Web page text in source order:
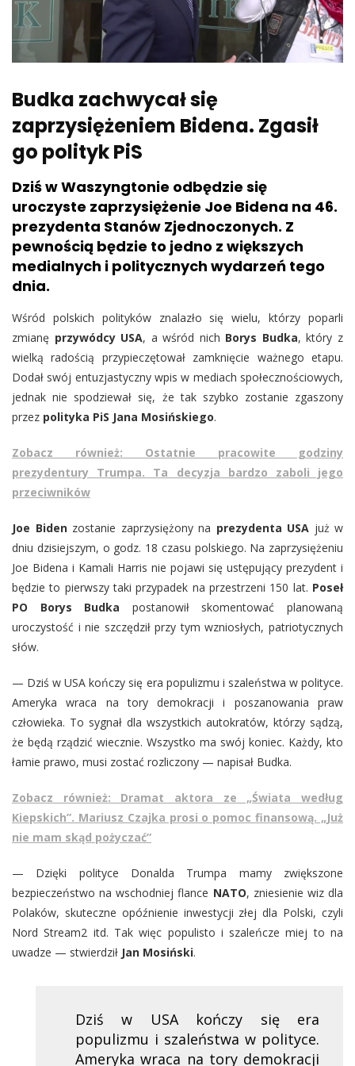
Budka zachwycał się
zaprzysiężeniem Bidena. Zgasił
go polityk PiS
Dziś w Waszyngtonie odbędzie się
uroczyste zaprzysiężenie Joe Bidena na 46.
prezydenta Stanów Zjednoczonych. Z
pewnością będzie to jedno z większych
medialnych i politycznych wydarzeń tego
dnia.
Wśród polskich polityków znalazło się wielu, którzy poparli
zmianę przywódcy USA, a wśród nich Borys Budka, który z
wielką radością przypieczętował zamknięcie ważnego etapu.
Dodał swój entuzjastyczny wpis w mediach społecznościowych,
jednak nie spodziewał się, że tak szybko zostanie zgaszony
przez polityka PiS Jana Mosińskiego.
Zobacz również: Ostatnie pracowite godziny
prezydentury Trumpa. Ta decyzja bardzo zaboli jego
przeciwników
Joe Bidenzostanie zaprzysiężony na prezydenta USA już w
dniu dzisiejszym, o godz. 18 czasu polskiego. Na zaprzysiężeniu
Joe Bidena i Kamali Harris nie pojawi się ustępujący prezydent i
będzie to pierwszy taki przypadek na przestrzeni 150 lat. Poseł
PO Borys Budka postanowił skomentować planowaną
uroczystość i nie szczędził przy tym wzniosłych, patriotycznych
słów.
— Dziś w USA kończy się era populizmu i szaleństwa w polityce.
Ameryka wraca na tory demokracji i poszanowania praw
człowieka. To sygnał dla wszystkich autokratów, którzy sądzą,
że będą rządzić wiecznie. Wszystko ma swój koniec. Każdy, kto
łamie prawo, musi zostać rozliczony — napisał Budka.
Zobacz również: Dramat aktora ze „Świata według
Kiepskich”. Mariusz Czajka prosi o pomoc finansową. „Już
nie mam skąd pożyczać”
— Dzięki polityce Donalda Trumpa mamy zwiększone
bezpieczeństwo na wschodniej flance NATO, zniesienie wiz dla
Polaków, skuteczne opóźnienie inwestycji złej dla Polski, czyli
Nord Stream2 itd. Tak więc populisto i szaleńcze miej to na
uwadze — stwierdził Jan Mosiński.
Dziś w USA kończy się era
populizmu i szaleństwa w polityce.
Ameryka wraca na tory demokracji